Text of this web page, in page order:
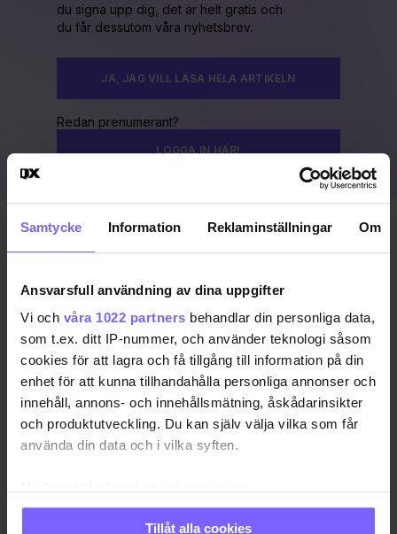
Samtycke Information Reklaminställningar Om
Ansvarsfull användning av dina uppgifter
Vi och våra 1022 partners behandlar din personliga data,
som t.ex. ditt IP-nummer, och använder teknologi såsom
cookies för att lagra och få tillgång till information på din
enhet för att kunna tillhandahålla personliga annonser och
innehåll, annons- och innehållsmätning, åskådarinsikter
och produktutveckling. Du kan själv välja vilka som får
använda din data och i vilka syften.
Samla in information om din geografiska plats
Tillåt alla cookies
du signa upp dig, det är helt gratis och
du får dessutom våra nyhetsbrev.
JA, JAG VILL LÄSA HELA ARTIKELN
Redan prenumerant?
LOGGA IN HÄR!
Uppdaterad 2024-03-15
KÖPENHAMN PRIDE PRIDE 2023
DELA DEN HÄR ARTIKELN